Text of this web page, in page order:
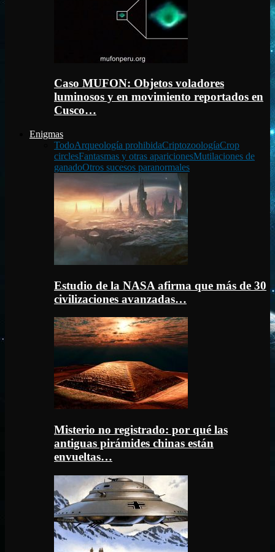
Caso MUFON: Objetos voladores
luminosos y en movimiento reportados en
Cusco…
Enigmas
TodoArqueología prohibidaCriptozoologíaCrop
circlesFantasmas y otras aparicionesMutilaciones de
ganadoOtros sucesos paranormales
Estudio de la NASA afirma que más de 30
civilizaciones avanzadas…
Misterio no registrado: por qué las
antiguas pirámides chinas están
envueltas…